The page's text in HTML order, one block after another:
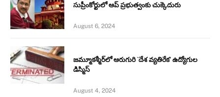
సుప్రీంకోర్టులో ఆప్ ప్రభుత్వంకు చుక్కెదురు
August 6, 2024
జమ్మూకశ్మీర్‌లో ఆరుగురి `దేశ వ్యతిరేక’ ఉద్యోగుల
డిస్మిస్‌
August 4, 2024